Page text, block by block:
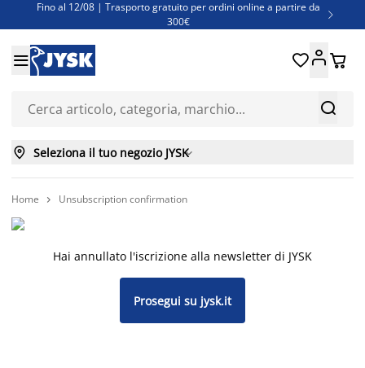
Fino al 12/08 | Trasporto gratuito per ordini online a partire da
300€

Super offerte d'estate | Oltre 1.500 articoli fino al 70%
Finanziamenti - Scegli il piano di rimborso più adatto a te


 
 Seleziona il tuo negozio JYSK
Home  Unsubscription confirmation
Hai annullato l'iscrizione alla newsletter di JYSK
Prosegui su jysk.it